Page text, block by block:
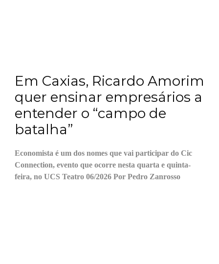
Em Caxias, Ricardo Amorim
quer ensinar empresários a
entender o “campo de
batalha”
Economista é um dos nomes que vai participar do Cic
Connection, evento que ocorre nesta quarta e quinta-
feira, no UCS Teatro 06/2026 Por Pedro Zanrosso